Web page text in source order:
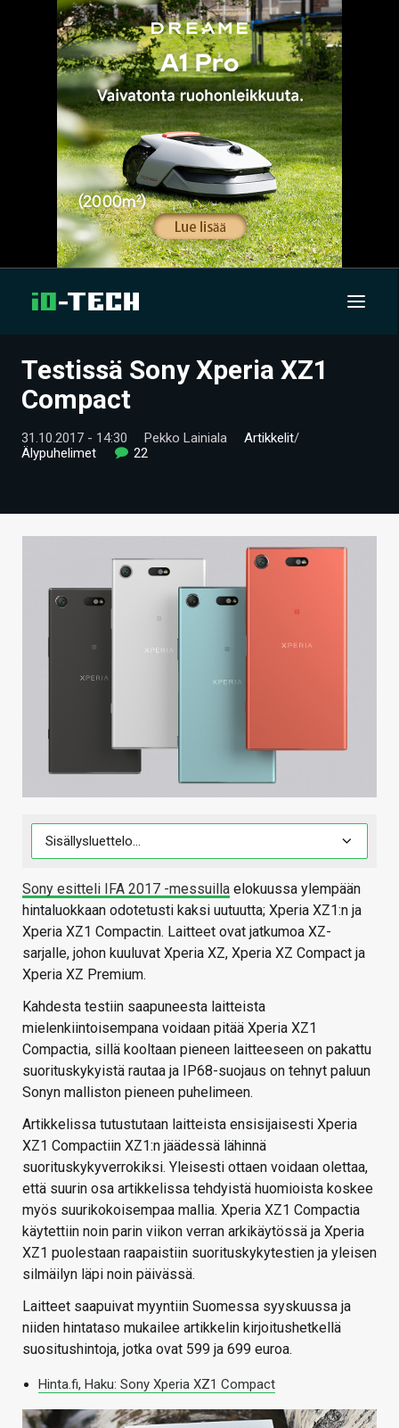
UUTISET
VIDEOT
TIETOA
KAUPPA
VAIHDA TEEMA
HAKU
Testissä Sony Xperia XZ1
Compact
31.10.2017 - 14:30 Pekko Lainiala Artikkelit/
Älypuhelimet
22
Sony esitteli IFA 2017 -messuilla elokuussa ylempään
hintaluokkaan odotetusti kaksi uutuutta; Xperia XZ1:n ja
Xperia XZ1 Compactin. Laitteet ovat jatkumoa XZ-
sarjalle, johon kuuluvat Xperia XZ, Xperia XZ Compact ja
Xperia XZ Premium.
Kahdesta testiin saapuneesta laitteista
mielenkiintoisempana voidaan pitää Xperia XZ1
Compactia, sillä kooltaan pieneen laitteeseen on pakattu
suorituskykyistä rautaa ja IP68-suojaus on tehnyt paluun
Sonyn malliston pieneen puhelimeen.
Artikkelissa tutustutaan laitteista ensisijaisesti Xperia
XZ1 Compactiin XZ1:n jäädessä lähinnä
suorituskykyverrokiksi. Yleisesti ottaen voidaan olettaa,
että suurin osa artikkelissa tehdyistä huomioista koskee
myös suurikokoisempaa mallia. Xperia XZ1 Compactia
käytettiin noin parin viikon verran arkikäytössä ja Xperia
XZ1 puolestaan raapaistiin suorituskykytestien ja yleisen
silmäilyn läpi noin päivässä.
Laitteet saapuivat myyntiin Suomessa syyskuussa ja
niiden hintataso mukailee artikkelin kirjoitushetkellä
suositushintoja, jotka ovat 599 ja 699 euroa.
Hinta.fi, Haku: Sony Xperia XZ1 Compact